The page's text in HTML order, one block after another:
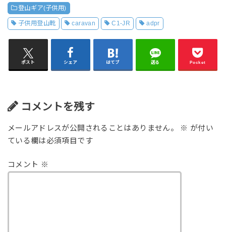
登山ギア(子供用)
子供用登山靴 caravan C1-JR adpr
ポスト シェア はてブ 送る Pocket
コメントを残す
メールアドレスが公開されることはありません。 ※ が付い
ている欄は必須項目です
コメント ※